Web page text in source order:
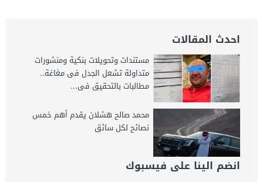
احدث المقالات
مستندات وتحويلات بنكية ومنشورات
متداولة تشعل الجدل فى مغاغة..
مطالبات بالتحقيق فى...
محمد صالح هشلان يقدم أهم خمس
نصائح لكل سائق
انضم الينا على فيسبوك